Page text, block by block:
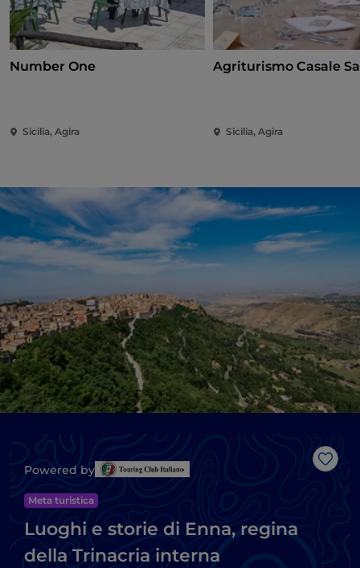
Number One
Sicilia, Agira
Agriturismo Casale
Sicilia, Agira
Like
Powered by
Meta turistica
Luoghi e storie di Enna, regina
della Trinacria interna